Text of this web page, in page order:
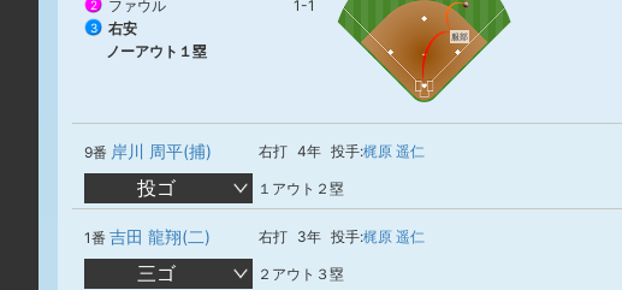
2 ファウル 1-1
3
右安
ノーアウト１塁
服部
9番 岸川 周平(捕) 右打 4年 投手:梶原 遥仁
投ゴ １アウト２塁
1番 吉田 龍翔(二) 右打 3年 投手:梶原 遥仁
三ゴ ２アウト３塁